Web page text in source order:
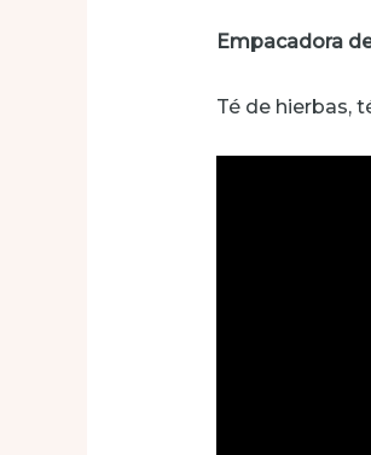
Empacadora
Té de hierbas,